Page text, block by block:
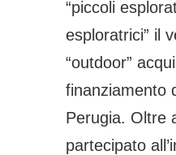
“piccoli
esploratrici” il
“outdoor”
finanziamento
Perugia. Oltre
partecipato